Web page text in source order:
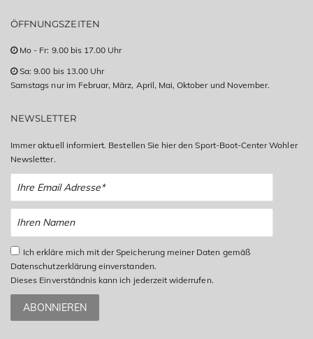
ÖFFNUNGSZEITEN
Mo - Fr: 9.00 bis 17.00 Uhr
Sa: 9.00 bis 13.00 Uhr
Samstags nur im Februar, März, April, Mai, Oktober und November.
NEWSLETTER
Immer aktuell informiert. Bestellen Sie hier den Sport-Boot-Center Wohler
Newsletter.
Ich erkläre mich mit der Speicherung meiner Daten gemäß
Datenschutzerklärung einverstanden.
Dieses Einverständnis kann ich jederzeit widerrufen.
ABONNIEREN